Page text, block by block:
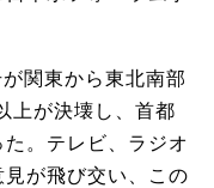
関東から東北南部
上が決壊し、首都
。テレビ、ラジオ
が飛び交い、この